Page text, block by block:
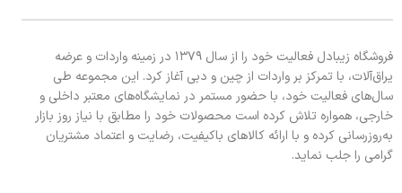
فروشگاه زیبادل فعالیت خود را از سال ۱۳۷۹ در زمینه واردات و عرضه
یراق‌آلات، با تمرکز بر واردات از چین و دبی آغاز کرد. این مجموعه طی
سال‌های فعالیت خود، با حضور مستمر در نمایشگاه‌های معتبر داخلی و
خارجی، همواره تلاش کرده است محصولات خود را مطابق با نیاز روز بازار
به‌روزرسانی کرده و با ارائه کالاهای باکیفیت، رضایت و اعتماد مشتریان
گرامی را جلب نماید.